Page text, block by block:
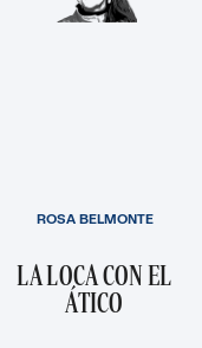
LA LOCA CON EL
ÁTICO
ROSA BELMONTE